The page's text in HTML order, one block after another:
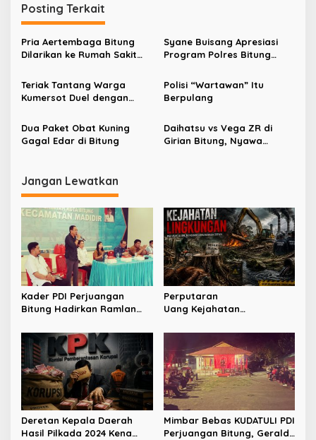
a
s
i
o
Posting Terkait
Pria Aertembaga Bitung
Dilarikan ke Rumah Sakit
Syane Buisang Apresiasi
Program Polres Bitung
Teriak Tantang Warga
Kumersot Duel dengan
Ditangkap Polisi
Polisi “Wartawan” Itu
Berpulang
Dua Paket Obat Kuning
Gagal Edar di Bitung
Daihatsu vs Vega ZR di
Girian Bitung, Nyawa
Jangan Lewatkan
Kader PDI Perjuangan
Bitung Hadirkan Ramlan
Mandidir
Perputaran
Uang Kejahatan
Triliun
Deretan Kepala Daerah
Hasil Pilkada 2024 Kena
Mimbar Bebas KUDATULI PDI
Perjuangan Bitung, Geraldi